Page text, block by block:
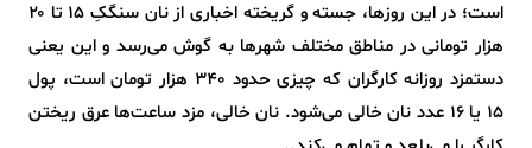
است؛ در این روزها، جسته و گریخته اخباری از نان سنگکِ ۱۵ تا ۲۰
هزار تومانی در مناطق مختلف شهرها به گوش می‌رسد و این یعنی
دستمزد روزانه کارگران که چیزی حدود ۳۴۰ هزار تومان است، پول
۱۵ یا ۱۶ عدد نان خالی می‌شود. نان خالی، مزد ساعت‌ها عرق ریختن